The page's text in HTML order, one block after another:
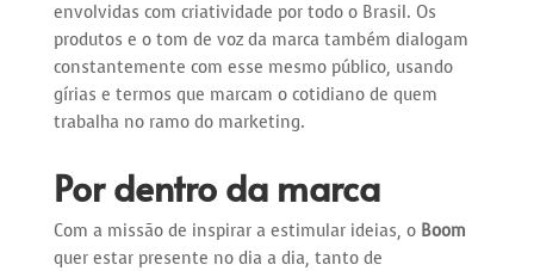
envolvidas com criatividade por todo o Brasil. Os
produtos e o tom de voz da marca também dialogam
constantemente com esse mesmo público, usando
gírias e termos que marcam o cotidiano de quem
trabalha no ramo do marketing.
Por dentro da marca
Com a missão de inspirar a estimular ideias, o Boom
quer estar presente no dia a dia, tanto de